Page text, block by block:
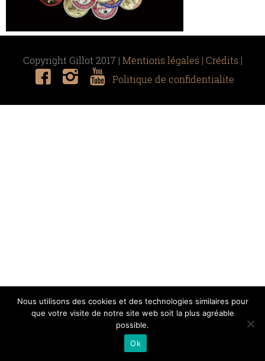
Copyright Gillot 2017 | Mentions légales | Crédits |
Politique de confidentialite
Nous utilisons des cookies et des technologies similaires pour
que votre visite de notre site web soit la plus agréable
possible.
Ok